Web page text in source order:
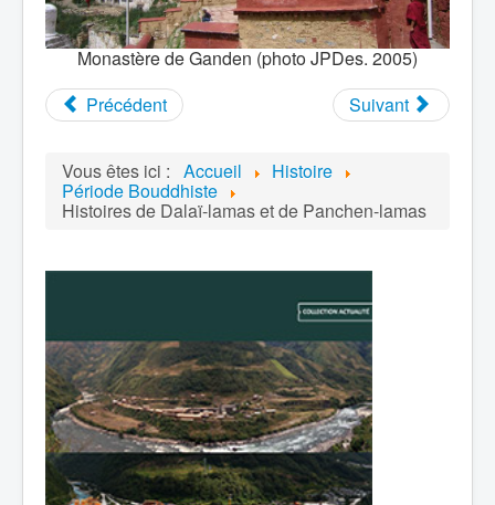
Monastère de Ganden (photo JPDes. 2005)
Précédent
Suivant
Vous êtes ici : Accueil Histoire
Période Bouddhiste
Histoires de Dalaï-lamas et de Panchen-lamas